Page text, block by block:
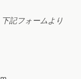
記フォームより